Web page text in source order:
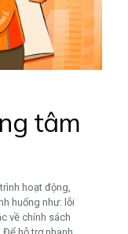
tâm
hoạt động,
huống như: lỗi
về chính sách